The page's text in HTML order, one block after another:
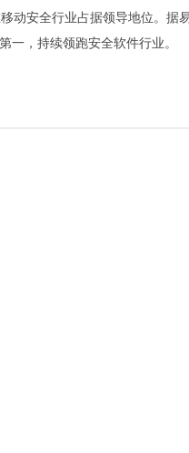
动安全行业占据领导地位。据
一，持续领跑安全软件行业。